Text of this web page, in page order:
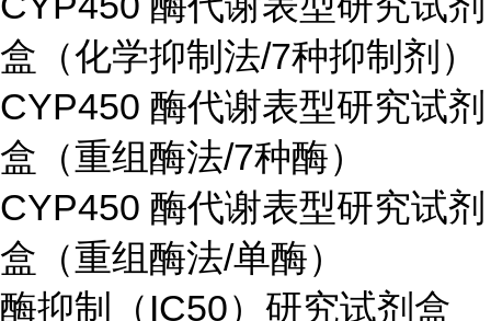
盒（化学抑制法/7种抑制剂）
CYP450 酶代谢表型研究试剂
盒（重组酶法/7种酶）
CYP450 酶代谢表型研究试剂
盒（重组酶法/单酶）
酶抑制（IC50）研究试剂盒